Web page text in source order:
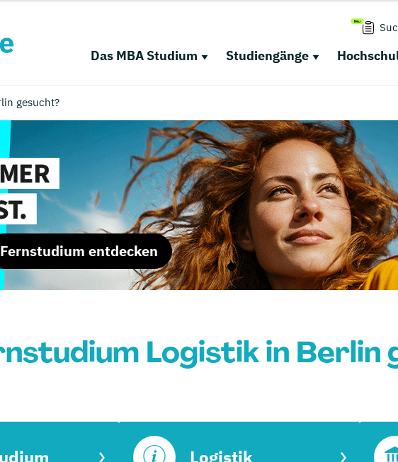
Das MBA Studium Studiengänge
gesucht?
Fernstudium entdecken
Logistik in Berlin
Logistik